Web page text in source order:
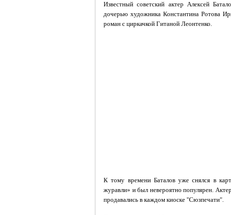
Известный советский актер Алексей
дочерью художника Константина Ротова
роман с циркачкой Гитаной Леонтенко.
К тому времени Баталов уже снялся в
журавли» и был невероятно популярен.
продавались в каждом киоске "Сюзпечати".